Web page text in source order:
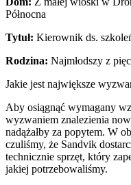
Północna
Tytuł: Kierownik ds.
Rodzina: Najmłodszy z
Jakie jest największe
Aby osiągnąć wymagany
wyzwaniem znalezienia
nadążałby za popytem. W
czuliśmy, że Sandvik
technicznie sprzęt, który
jakiej potrzebowaliśmy.